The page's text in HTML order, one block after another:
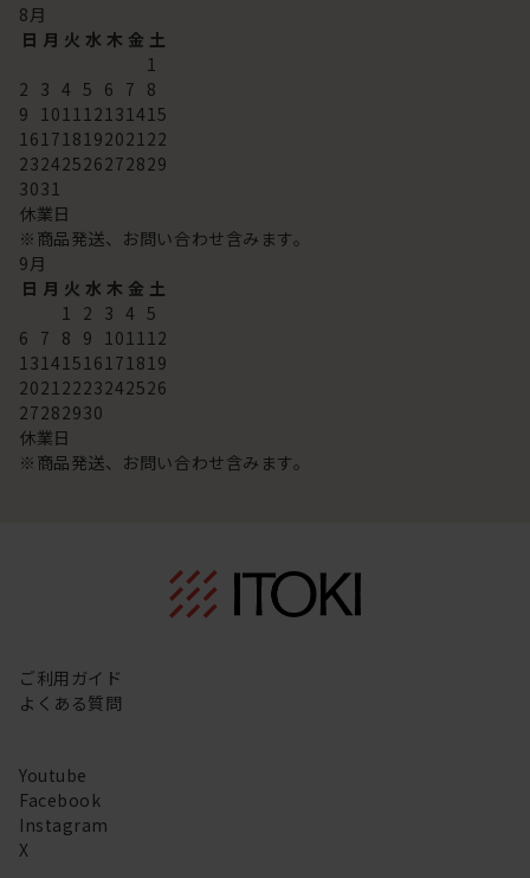
8 月
日 月 火 水 木 金 土
1
2 3 4 5 6 7 8
9
10 11 12 13 14 15
16 17 18 192021 22
23242526272829
3031
休業日
※商品発送、お問い合わせ含みます。
9 月
日 月 火 水 木 金 土
1
2 3 4 5
6 7 8 9 10 11 12
13 14 15 16 17 18 19
2021 2223242526
27282930
休業日
※商品発送、お問い合わせ含みます。
ご利用ガイド
よくある質問
Youtube
Facebook
Instagram
X